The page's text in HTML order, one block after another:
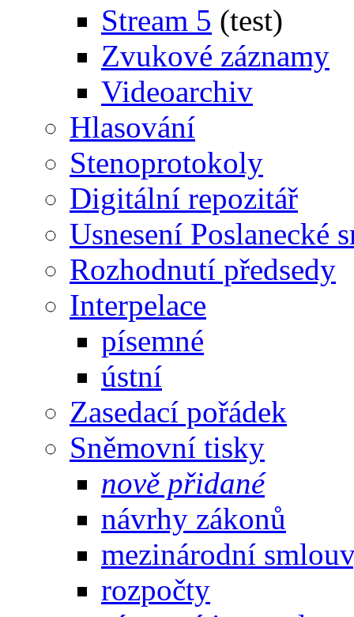
Stream 5 (test)
Zvukové záznamy
Videoarchiv
Hlasování
Stenoprotokoly
Digitální repozitář
Usnesení Poslanecké
Rozhodnutí předsedy
Interpelace
písemné
ústní
Zasedací pořádek
Sněmovní tisky
nově přidané
návrhy zákonů
mezinárodní
rozpočty